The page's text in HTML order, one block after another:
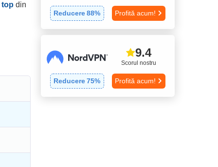
top din
Reducere 88% Profită acum!
Scorul nostru
9.4
Reducere 75% Profită acum!